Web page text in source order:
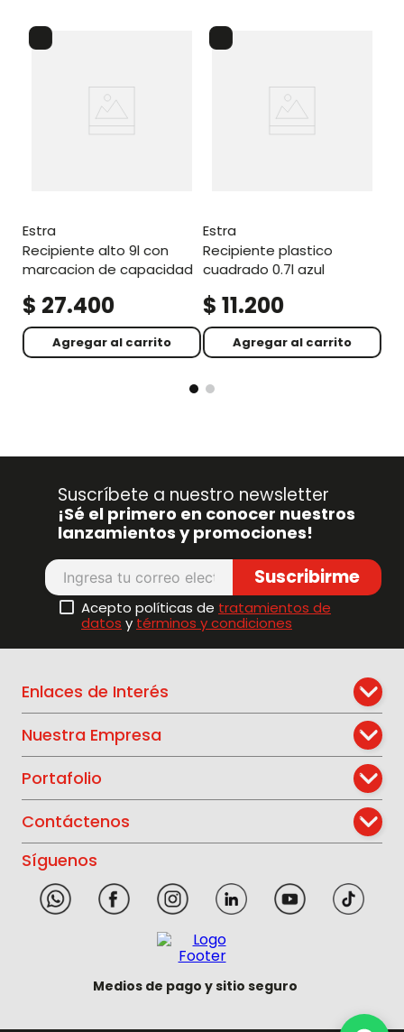
estra
recipiente alto 9l con
marcacion de capacidad
$ 27.400
Agregar al carrito
estra
recipiente plastico
cuadrado 0.7l azul
$ 11.200
Agregar al carrito
Suscríbete a nuestro newsletter
¡Sé el primero en conocer nuestros
lanzamientos y promociones!
Suscribirme
Acepto políticas de tratamientos de
datos y términos y condiciones
Enlaces de Interés
Nuestra Empresa
Portafolio
Contáctenos
Síguenos
Medios de pago y sitio seguro